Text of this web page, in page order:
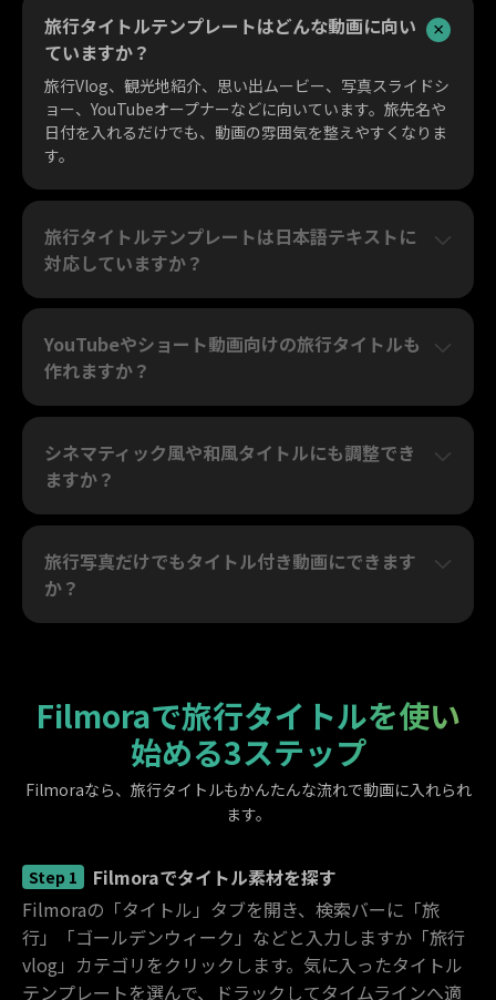
旅行タイトルテンプレートはどんな動画に向い
ていますか？
旅行Vlog、観光地紹介、思い出ムービー、写真スライドシ
ョー、YouTubeオープナーなどに向いています。旅先名や
日付を入れるだけでも、動画の雰囲気を整えやすくなりま
す。
旅行タイトルテンプレートは日本語テキストに
対応していますか？
YouTubeやショート動画向けの旅行タイトルも
作れますか？
シネマティック風や和風タイトルにも調整でき
ますか？
旅行写真だけでもタイトル付き動画にできます
か？
Filmoraで旅行タイトルを使い
始める3ステップ
Filmoraなら、旅行タイトルもかんたんな流れで動画に入れられ
ます。
Step 1
Filmoraでタイトル素材を探す
Filmoraの「タイトル」タブを開き、検索バーに「旅
行」「ゴールデンウィーク」などと入力しますか「旅行
vlog」カテゴリをクリックします。気に入ったタイトル
テンプレートを選んで、ドラックしてタイムラインへ適